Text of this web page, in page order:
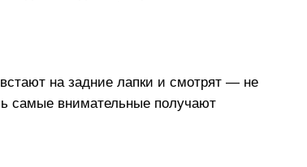
на задние лапки и смотрят — не
самые внимательные получают